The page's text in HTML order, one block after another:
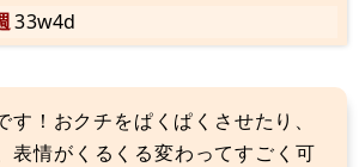
33w4d
！おクチをぱくぱくさせたり、
表情がくるくる変わってすごく可